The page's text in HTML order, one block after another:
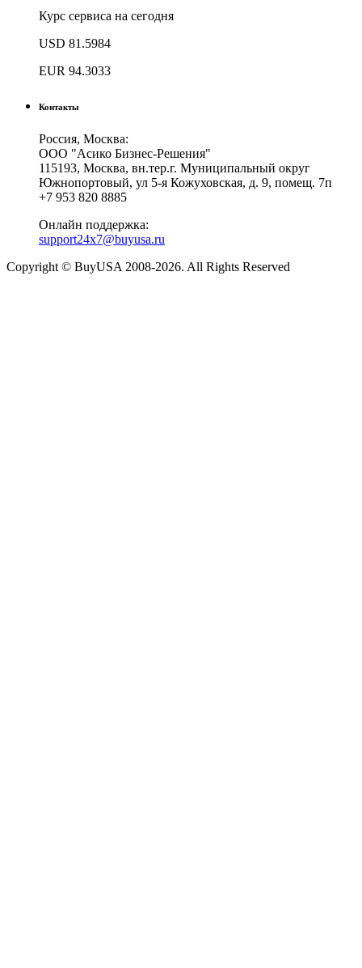
Курс сервиса на сегодня
USD 81.5984
EUR 94.3033
Контакты
Россия, Москва:
ООО "Асико Бизнес-Решения"
115193, Москва, вн.тер.г. Муниципальный округ
Южнопортовый, ул 5-я Кожуховская, д. 9, помещ. 7п
+7 953 820 8885
Онлайн поддержка:
support24x7@buyusa.ru
Copyright © BuyUSA 2008-2026. All Rights Reserved